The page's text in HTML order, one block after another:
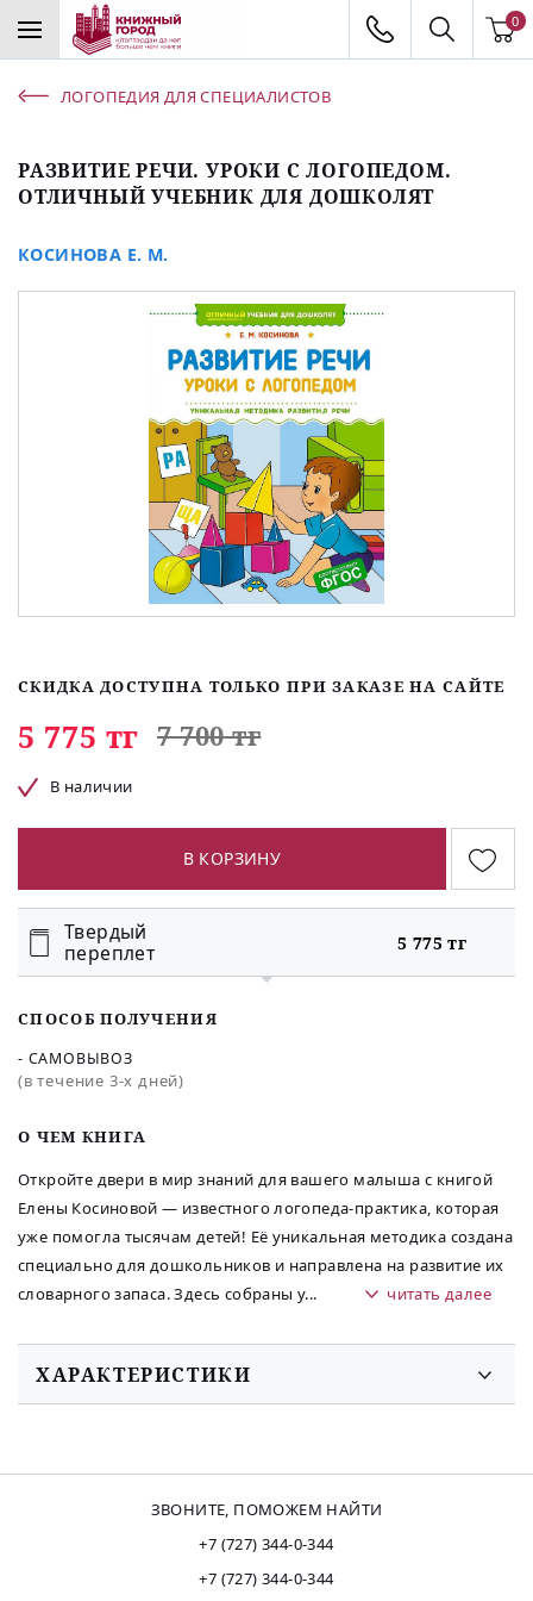
0
ЛОГОПЕДИЯ ДЛЯ СПЕЦИАЛИСТОВ
РАЗВИТИЕ РЕЧИ. УРОКИ С ЛОГОПЕДОМ.
ОТЛИЧНЫЙ УЧЕБНИК ДЛЯ ДОШКОЛЯТ
КОСИНОВА Е. М.
O ЧЕМ КНИГА
Откройте двери в мир знаний для вашего малыша с книгой
Елены Косиновой — известного логопеда-практика, которая
уже помогла тысячам детей! Её уникальная методика создана
специально для дошкольников и направлена на развитие их
словарного запаса. Здесь собраны у... читать далее
СКИДКА ДОСТУПНА ТОЛЬКО ПРИ ЗАКАЗЕ НА САЙТЕ
5 775 тг 7 700 тг
В наличии
В КОРЗИНУ
Твердый
переплет
5 775 тг
СПОСОБ ПОЛУЧЕНИЯ
- САМОВЫВОЗ
(в течение 3-х дней)
ХАРАКТЕРИСТИКИ
ЗВОНИТЕ, ПОМОЖЕМ НАЙТИ
+7 (727) 344-0-344
+7 (727) 344-0-344